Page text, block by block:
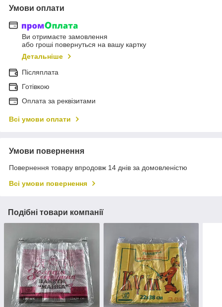
Умови оплати
Ви отримаєте замовлення
або гроші повернуться на вашу картку
Детальніше
Післяплата
Готівкою
Оплата за реквізитами
Всі умови оплати
Умови повернення
Повернення товару впродовж 14 днів за домовленістю
Всі умови повернення
Подібні товари компанії